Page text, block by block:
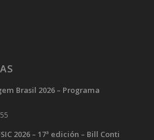
Brasil 2026 – Programa
2026 – 17ª edición – Bill Conti